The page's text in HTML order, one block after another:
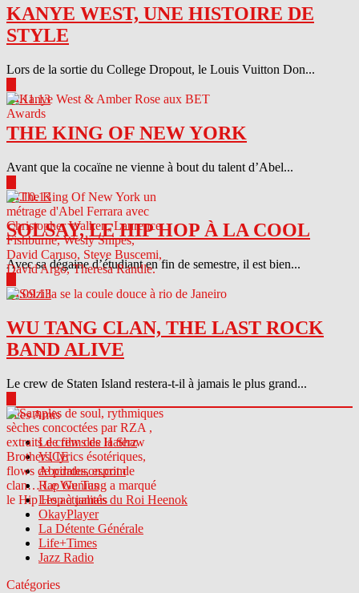
KANYE WEST, UNE HISTOIRE DE
STYLE
Lors de la sortie du College Dropout, le Louis Vuitton Don...
04.11.13
THE KING OF NEW YORK
Avant que la cocaïne ne vienne à bout du talent d’Abel...
04.10.13
SOLSAY, LE HIP HOP À LA COOL
Avec sa dégaine d’étudiant en fin de semestre, il est bien...
04.09.13
WU TANG CLAN, THE LAST ROCK
BAND ALIVE
Le crew de Staten Island restera-t-il à jamais le plus grand...
Sites Amis
Le crew des Haterz
VICE
Abcdrduson.com
Rap Genius
Les actualités du Roi Heenok
OkayPlayer
La Détente Générale
Life+Times
Jazz Radio
Catégories